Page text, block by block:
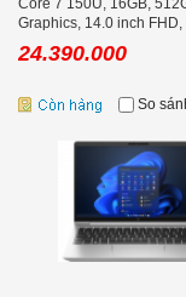
Core 7 150U, 16GB,
Graphics, 14.0 inch FHD,
Bạc
24.390.000
So